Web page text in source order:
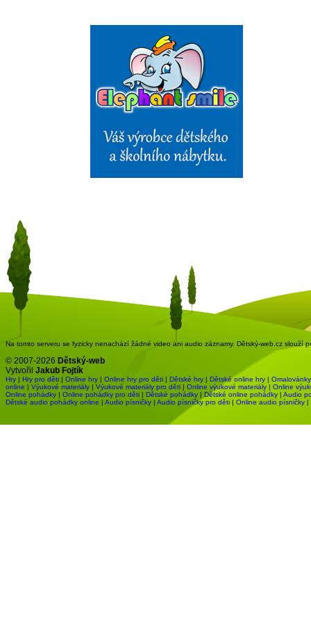
Na tomto serveru se fyzicky nenachází žádné video ani audio záznamy. Dětský-web.cz slouží
© 2007-2026 Dětský-web
Vytvořil Jakub Fojtík
Hry | Hry pro děti | Online hry | Online hry pro děti | Dětské hry | Dětské online hry | Omalovánky
online | Výukové materiály | Výukové materiály pro děti | Online výukové materiály | Online
Online pohádky | Online pohádky pro děti | Dětské pohádky | Dětské online pohádky | Audio
Dětské audio pohádky online | Audio písničky | Audio písničky pro děti | Online audio písničky |